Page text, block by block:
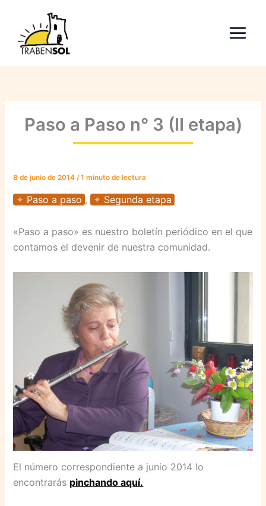
contenido
Paso a Paso n° 3 (II etapa)
8 de junio de 2014 /1 minuto de lectura
Paso a paso , Segunda etapa
«Paso a paso» es nuestro boletín periódico en el que
contamos el devenir de nuestra comunidad.
El número correspondiente a junio 2014 lo
encontrarás pinchando aquí.